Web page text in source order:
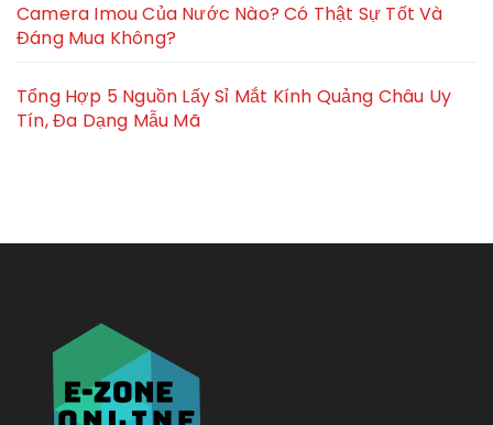
Camera Imou Của Nước Nào? Có Thật Sự Tốt Và
Đáng Mua Không?
Tổng Hợp 5 Nguồn Lấy Sỉ Mắt Kính Quảng Châu Uy
Tín, Đa Dạng Mẫu Mã